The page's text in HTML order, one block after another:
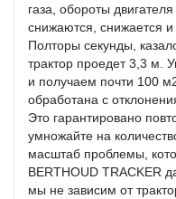
газа, обороты
снижаются, снижается и
Полторы секунды,
трактор проедет 3,3 м.
и получаем почти 100
обработана с
Это гарантировано
умножайте на
масштаб проблемы,
BERTHOUD TRACKER
мы не зависим от